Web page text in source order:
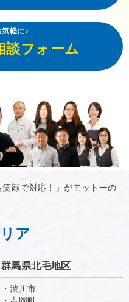
気軽に♪
談フォーム
顔で対応！」がモットーの
ア
群馬県北毛地区
・渋川市
・吉岡町